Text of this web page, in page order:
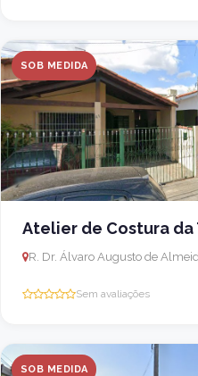
SOB MEDIDA
Atelier de Costura da
Sem avaliações
SOB MEDIDA